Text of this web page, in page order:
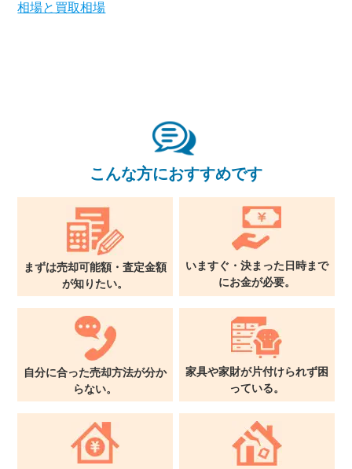
相場と買取相場
こんな方におすすめです
まずは売却可能額・査定金額
が知りたい。
いますぐ・決まった日時まで
にお金が必要。
自分に合った売却方法が分か
らない。
家具や家財が片付けられず困
っている。